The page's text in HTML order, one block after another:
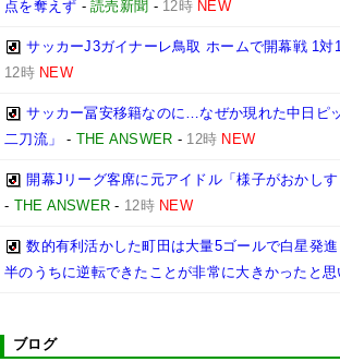
点を奪えず -読売新聞 - 12時 NEW
サッカーJ3ガイナーレ鳥取 ホームで開幕戦 1
12時 NEW
サッカー冨安移籍なのに…なぜか現れた中日ピ
二刀流」
- THE ANSWER - 12時 NEW
開幕Jリーグ客席に元アイドル「様子がおかし
- THE ANSWER - 12時 NEW
数的有利活かした町田は大量5ゴールで白星発
半のうちに逆転できたことが非常に大きかったと
ブログ